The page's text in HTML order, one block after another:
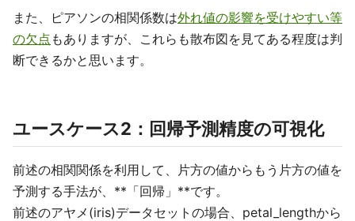
また、ピアソンの相関係数は外れ値の影響を受けやすい等
の欠点 もありますが、これらも散布図を見てある程度は判
断できるかと思います。
ユースケース2：回帰予測精度の可視化
前述の相関関係を利用して、片方の値からもう片方の値を
予測する手法が、**「回帰」**です。
前述のアヤメ(iris)データセットの場合、petal_lengthから